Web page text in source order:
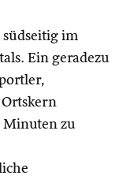
im
Ein geradezu
Minuten zu